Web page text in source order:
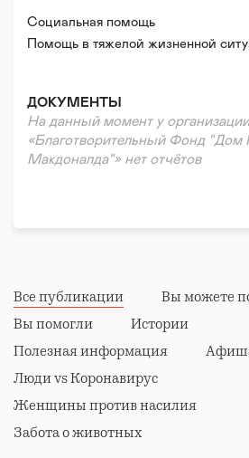
городской среды в России и
имеют равные возможности вне
Социальная помощь
Помощь в тяжелой жизненной
ДОКУМЕНТЫ
На данный момент у организации
«Благотворительный Фонд "Дом
Макдоналда"» нет отчётов
Все публикации
Вы можете
Вы помогли
Истории
Полезная информация
Люди vs Коронавирус
Женщины против насилия
Забота о животных